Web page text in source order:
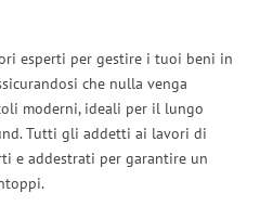
esperti per gestire i tuoi beni in
che nulla venga
moderni, ideali per il lungo
Tutti gli addetti ai lavori di
e addestrati per garantire un